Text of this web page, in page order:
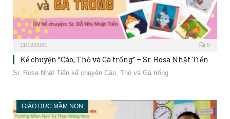
11/12/2021 0
Kể chuyện “Cáo, Thỏ và Gà trống” – Sr. Rosa Nhật Tiến
Sr. Rosa Nhật Tiến kể chuyện Cáo, Thỏ và Gà trống
GIÁO DỤC MẦM NON